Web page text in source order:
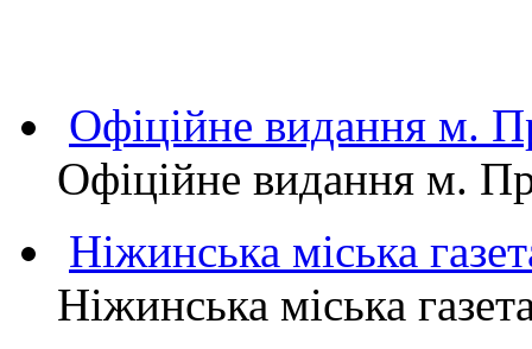
Офіційне видання
Офіційне видання м.
Ніжинська міська
Ніжинська міська